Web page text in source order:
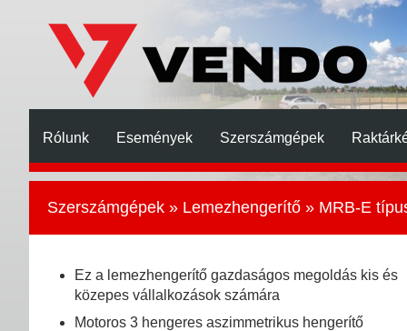
Rólunk Események Szerszámgépek
Szerszámgépek » Lemezhengerítő » MRB-E
Ez a lemezhengerítő gazdaságos megoldás kis és
közepes vállalkozások számára
Motoros 3 hengeres aszimmetrikus hengerítő